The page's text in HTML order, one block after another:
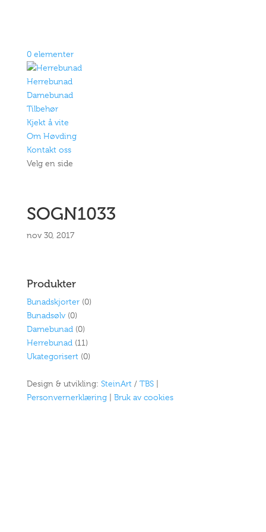
0 elementer
Herrebunad
Damebunad
Tilbehør
Kjekt å vite
Om Høvding
Kontakt oss
Velg en side
SOGN1033
nov 30, 2017
Produkter
Bunadskjorter (0)
Bunadsølv (0)
Damebunad (0)
Herrebunad (11)
Ukategorisert (0)
Design & utvikling: SteinArt / TBS|
Personvernerklæring| Bruk av cookies